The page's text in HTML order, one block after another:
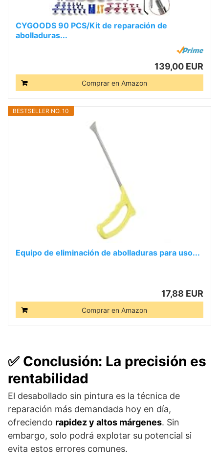
CYGOODS 90 PCS/Kit de reparación de
abolladuras...
139,00 EUR
Comprar en Amazon
BESTSELLER NO. 10
Equipo de eliminación de abolladuras para uso...
17,88 EUR
Comprar en Amazon
✅ Conclusión: La precisión es
rentabilidad
El desabollado sin pintura es la técnica de
reparación más demandada hoy en día,
ofreciendo rapidez y altos márgenes. Sin
embargo, solo podrá explotar su potencial si
evita estos errores comunes.